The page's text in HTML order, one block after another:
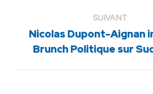
SUIVANT
Article
suivant
Nicolas Dupont-Aignan
Brunch Politique sur